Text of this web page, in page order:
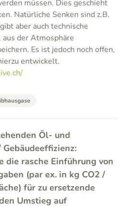
müssen. Dies geschieht
Natürliche Senken sind z.B.
aber auch technische
der Atmosphäre
Es ist jedoch noch offen,
entwickelt.
Öl- und
Gebäudeeffizienz:
die rasche Einführung von
(par ex. in kg CO2 /
für zu ersetzende
Umstieg auf